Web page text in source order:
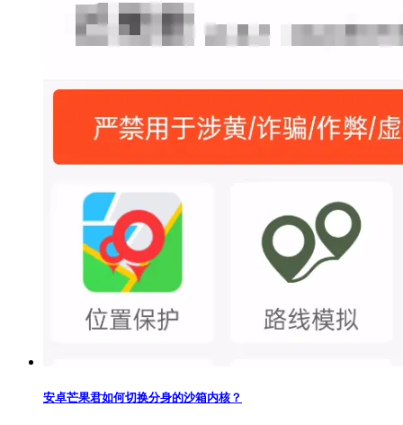
安卓芒果君如何切换分身的沙箱内核？